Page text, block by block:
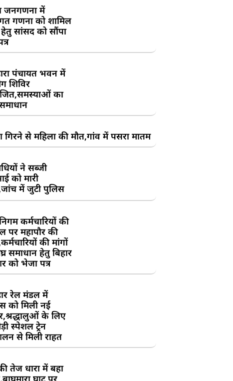
जनगणना में
गणना को शामिल
सांसद को सौंपा
पंचायत भवन में
शिविर
का
गिरने से महिला की मौत,गांव में पसरा मातम
ने सब्जी
को मारी
में जुटी पुलिस
कर्मचारियों की
पर महापौर की
की मांगों
समाधान हेतु बिहार
को भेजा पत्र
रेल मंडल में
को मिली नई
के लिए
स्पेशल ट्रेन
से मिली राहत
तेज धारा में बहा
घाट पर